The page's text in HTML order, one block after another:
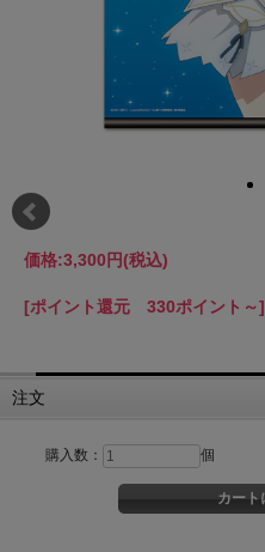
価格:3,300円(税込)
[ポイント還元 330ポイント～]
注文
購入数： 個